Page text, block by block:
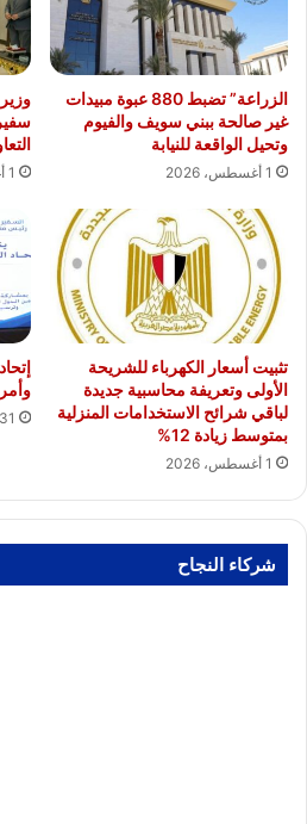
الزراعة” تضبط 880 عبوة مبيدات
غير صالحة ببني سويف والفيوم
وتحيل الواقعة للنيابة
1 أغسطس، 2026 1 أغسطس، 2026
تثبيت أسعار الكهرباء للشريحة
الأولى وتعريفة محاسبية جديدة
لباقي شرائح الاستخدامات المنزلية
بمتوسط زيادة 12%
1 أغسطس، 2026
31 يوليو، 2026
شركاء النجاح